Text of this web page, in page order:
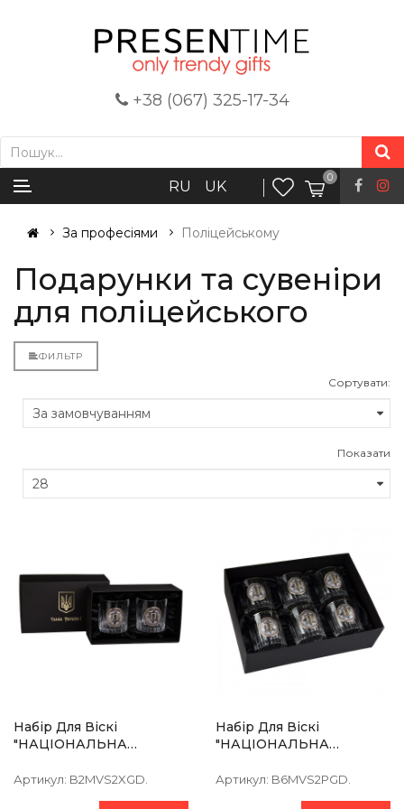
+38 (067) 325-17-34
RU UK
0
За професіями Поліцейському
Подарунки та сувеніри
для поліцейського
ФИЛЬТР
Сортувати:
Показати
Набір Для Віскі
"НАЦІОНАЛЬНА
Мл,чистий Кришталь,
Артикул: B2MVS2XGD.
Набір Для Віскі
"НАЦІОНАЛЬНА
Мл, Кришталь З
Артикул: B6MVS2PGD.